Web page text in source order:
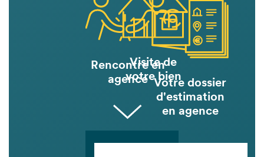
Rencontre en
agence
Visite de
votre bien
Votre dossier
d'estimation
en agence